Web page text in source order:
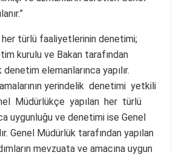
her türlü faaliyetlerinin denetimi;
kurulu ve Bakan tarafından
elemanlarınca yapılır.
yerindelik denetimi yetkili
Müdürlükçe yapılan her türlü
uygunluğu ve denetimi ise Genel
Genel Müdürlük tarafından yapılan
mevzuata ve amacına uygun